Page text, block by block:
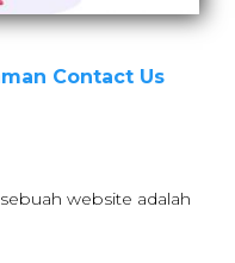
Contact Us
website adalah